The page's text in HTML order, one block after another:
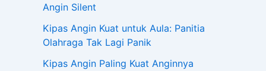
Angin Silent
Kipas Angin Kuat untuk Aula: Panitia
Olahraga Tak Lagi Panik
Kipas Angin Paling Kuat Anginnya